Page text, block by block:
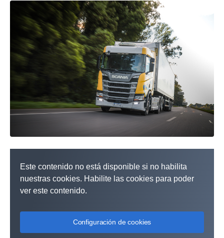
Este contenido no está disponible si no habilita
nuestras cookies. Habilite las cookies para poder
ver este contenido.
Configuración de cookies